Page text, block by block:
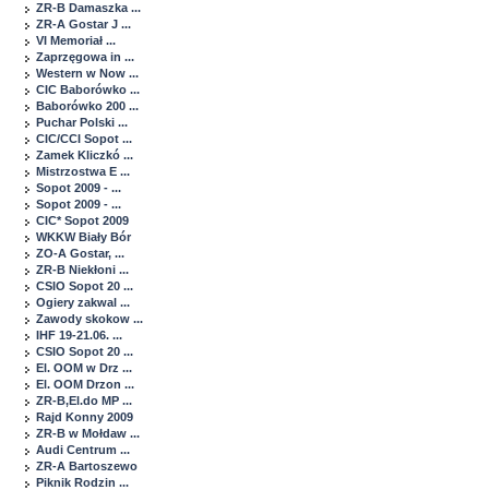
ZR-B Damaszka ...
ZR-A Gostar J ...
VI Memoriał ...
Zaprzęgowa in ...
Western w Now ...
CIC Baborówko ...
Baborówko 200 ...
Puchar Polski ...
CIC/CCI Sopot ...
Zamek Kliczkó ...
Mistrzostwa E ...
Sopot 2009 - ...
Sopot 2009 - ...
CIC* Sopot 2009
WKKW Biały Bór
ZO-A Gostar, ...
ZR-B Niekłoni ...
CSIO Sopot 20 ...
Ogiery zakwal ...
Zawody skokow ...
IHF 19-21.06. ...
CSIO Sopot 20 ...
El. OOM w Drz ...
El. OOM Drzon ...
ZR-B,El.do MP ...
Rajd Konny 2009
ZR-B w Mołdaw ...
Audi Centrum ...
ZR-A Bartoszewo
Piknik Rodzin ...